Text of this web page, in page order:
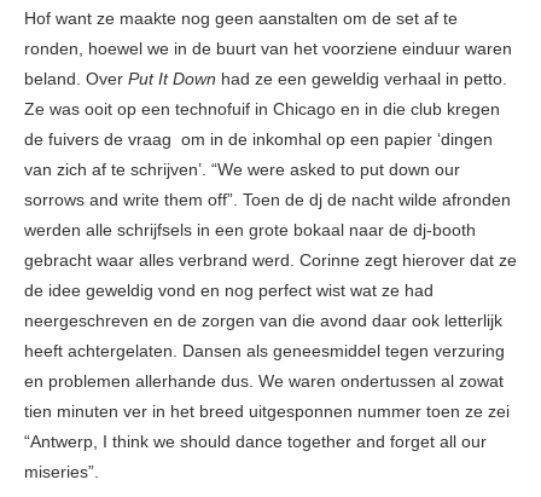
Hof want ze maakte nog geen aanstalten om de set af te
ronden, hoewel we in de buurt van het voorziene einduur waren
beland. Over Put It Down had ze een geweldig verhaal in petto.
Ze was ooit op een technofuif in Chicago en in die club kregen
de fuivers de vraag om in de inkomhal op een papier ‘dingen
van zich af te schrijven’. “We were asked to put down our
sorrows and write them off”. Toen de dj de nacht wilde afronden
werden alle schrijfsels in een grote bokaal naar de dj-booth
gebracht waar alles verbrand werd. Corinne zegt hierover dat ze
de idee geweldig vond en nog perfect wist wat ze had
neergeschreven en de zorgen van die avond daar ook letterlijk
heeft achtergelaten. Dansen als geneesmiddel tegen verzuring
en problemen allerhande dus. We waren ondertussen al zowat
tien minuten ver in het breed uitgesponnen nummer toen ze zei
“Antwerp, I think we should dance together and forget all our
miseries”.